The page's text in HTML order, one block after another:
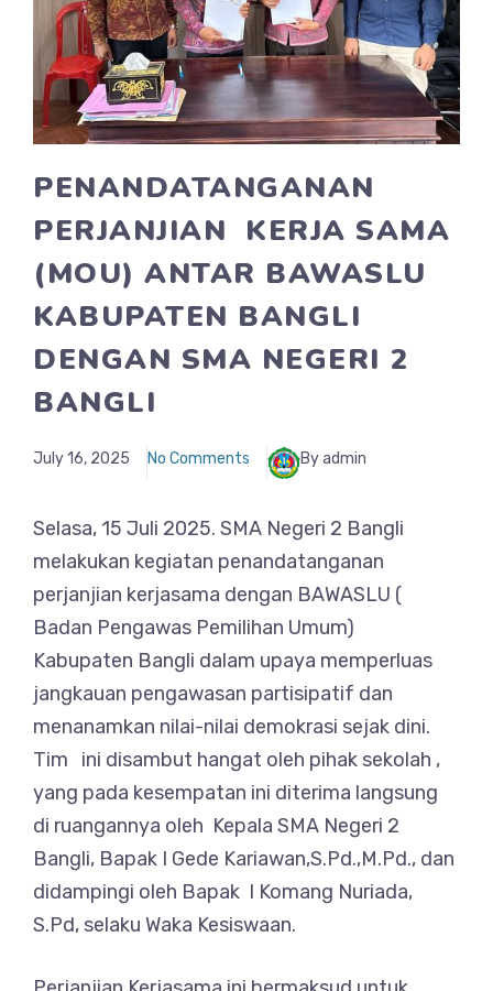
PENANDATANGANAN
PERJANJIAN KERJA SAMA
(MOU) ANTAR BAWASLU
KABUPATEN BANGLI
DENGAN SMA NEGERI 2
BANGLI
July 16, 2025 No Comments By admin
Selasa, 15 Juli 2025. SMA Negeri 2 Bangli
melakukan kegiatan penandatanganan
perjanjian kerjasama dengan BAWASLU (
Badan Pengawas Pemilihan Umum)
Kabupaten Bangli dalam upaya memperluas
jangkauan pengawasan partisipatif dan
menanamkan nilai-nilai demokrasi sejak dini.
Tim ini disambut hangat oleh pihak sekolah ,
yang pada kesempatan ini diterima langsung
di ruangannya oleh Kepala SMA Negeri 2
Bangli, Bapak I Gede Kariawan,S.Pd.,M.Pd., dan
didampingi oleh Bapak I Komang Nuriada,
S.Pd, selaku Waka Kesiswaan.